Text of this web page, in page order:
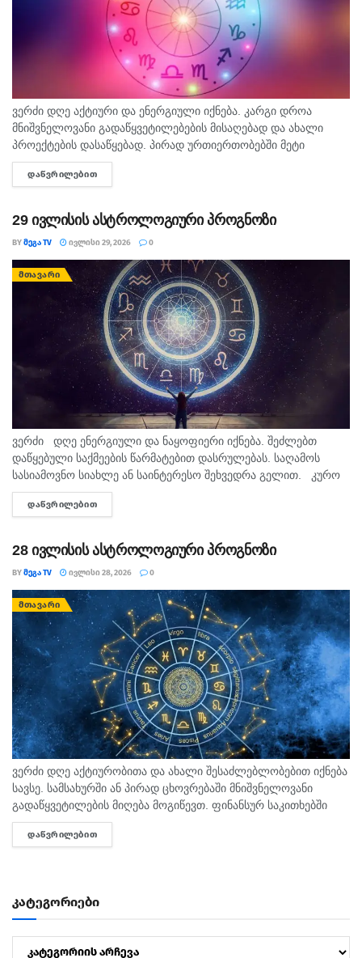
ვერძი დღე აქტიური და ენერგიული იქნება. კარგი დროა
მნიშვნელოვანი გადაწყვეტილებების მისაღებად და ახალი
პროექტების დასაწყებად. პირად ურთიერთობებში მეტი
მოთმინება გამოიჩინეთ. კურო ფინანსურ საკითხებში
სასიამოვნო სიახლეა მოსალოდნელი. შესაძლოა, მიიღოთ
ᲓᲐᲬᲕᲠᲘᲚᲔᲑᲘᲗ
29 ივლისის ასტროლოგიური პროგნოზი
BYᲛᲔᲒᲐ TV ᲘᲕᲚᲘᲡᲘ 29, 2026 0
ᲛᲗᲐᲕᲐᲠᲘ
ვერძი დღე ენერგიული და ნაყოფიერი იქნება. შეძლებთ
დაწყებული საქმეების წარმატებით დასრულებას. საღამოს
სასიამოვნო სიახლე ან საინტერესო შეხვედრა გელით. კურო
ფინანსურ საკითხებში სიფრთხილე გამოიჩინეთ. სპონტანური
ხარჯები უმჯობესია გადადოთ....
ᲓᲐᲬᲕᲠᲘᲚᲔᲑᲘᲗ
28 ივლისის ასტროლოგიური პროგნოზი
BYᲛᲔᲒᲐ TV ᲘᲕᲚᲘᲡᲘ 28, 2026 0
ᲛᲗᲐᲕᲐᲠᲘ
ვერძი დღე აქტიურობითა და ახალი შესაძლებლობებით იქნება
სავსე. სამსახურში ან პირად ცხოვრებაში მნიშვნელოვანი
გადაწყვეტილების მიღება მოგიწევთ. ფინანსურ საკითხებში
სიფრთხილე გამოიჩინეთ და სპონტანურ ხარჯებს მოერიდეთ.
კურო სასიამოვნო სიახლე ან დიდი...
ᲓᲐᲬᲕᲠᲘᲚᲔᲑᲘᲗ
კატეგორიები
კატეგორიები